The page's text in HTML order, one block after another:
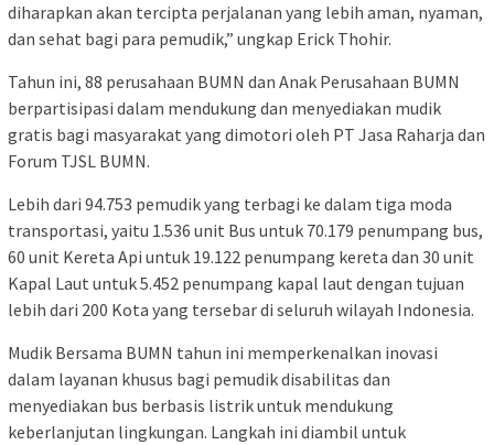
diharapkan akan tercipta perjalanan yang lebih aman, nyaman,
dan sehat bagi para pemudik,” ungkap Erick Thohir.
Tahun ini, 88 perusahaan BUMN dan Anak Perusahaan BUMN
berpartisipasi dalam mendukung dan menyediakan mudik
gratis bagi masyarakat yang dimotori oleh PT Jasa Raharja dan
Forum TJSL BUMN.
Lebih dari 94.753 pemudik yang terbagi ke dalam tiga moda
transportasi, yaitu 1.536 unit Bus untuk 70.179 penumpang bus,
60 unit Kereta Api untuk 19.122 penumpang kereta dan 30 unit
Kapal Laut untuk 5.452 penumpang kapal laut dengan tujuan
lebih dari 200 Kota yang tersebar di seluruh wilayah Indonesia.
Mudik Bersama BUMN tahun ini memperkenalkan inovasi
dalam layanan khusus bagi pemudik disabilitas dan
menyediakan bus berbasis listrik untuk mendukung
keberlanjutan lingkungan. Langkah ini diambil untuk